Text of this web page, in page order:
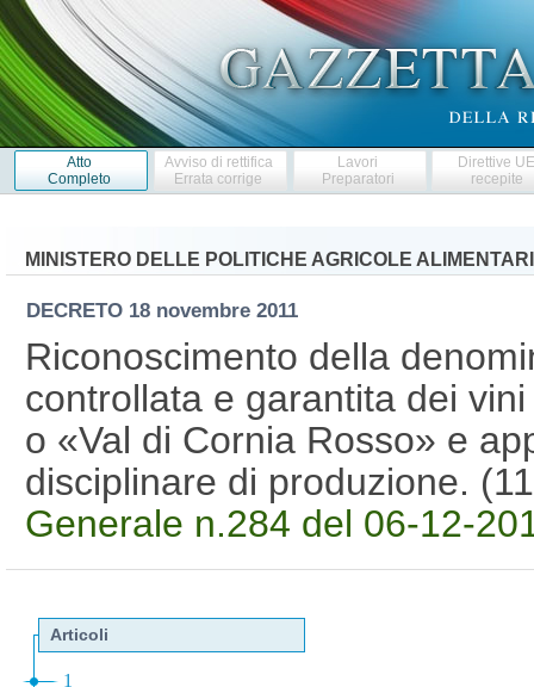
Atto
Completo
Avviso di rettifica
Errata corrige
Lavori
Preparatori
Direttive
recepite
MINISTERO DELLE POLITICHE AGRICOLE
DECRETO 18 novembre 2011
Riconoscimento della
controllata e garantita dei
o «Val di Cornia Rosso» e
disciplinare di produzione.
Generale n.284 del 06-12-